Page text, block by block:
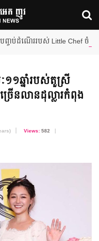
Little Chef ចំនួន ២ រូប ពីផ្ទះ
១ឆ្នាំ​របស់​តួស្រី​
ើន​លានដុល្លារ​កំពុង​
Views:582